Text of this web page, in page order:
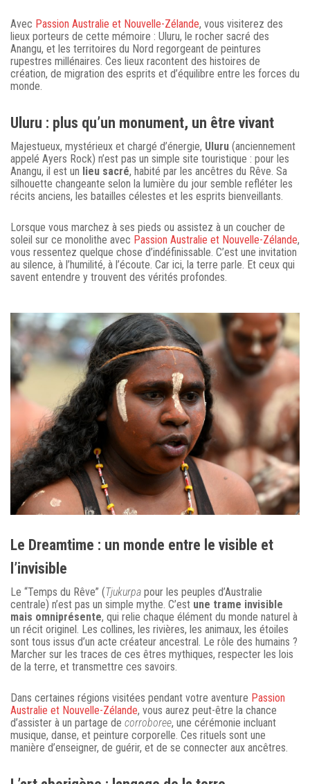
Avec Passion Australie et Nouvelle-Zélande, vous visiterez des
lieux porteurs de cette mémoire : Uluru, le rocher sacré des
Anangu, et les territoires du Nord regorgeant de peintures
rupestres millénaires. Ces lieux racontent des histoires de
création, de migration des esprits et d’équilibre entre les forces du
monde.
Uluru : plus qu’un monument, un être vivant
Majestueux, mystérieux et chargé d’énergie, Uluru (anciennement
appelé Ayers Rock) n’est pas un simple site touristique : pour les
Anangu, il est un lieu sacré, habité par les ancêtres du Rêve. Sa
silhouette changeante selon la lumière du jour semble refléter les
récits anciens, les batailles célestes et les esprits bienveillants.
Lorsque vous marchez à ses pieds ou assistez à un coucher de
soleil sur ce monolithe avec Passion Australie et Nouvelle-Zélande,
vous ressentez quelque chose d’indéfinissable. C’est une invitation
au silence, à l’humilité, à l’écoute. Car ici, la terre parle. Et ceux qui
savent entendre y trouvent des vérités profondes.
Le Dreamtime : un monde entre le visible et
l’invisible
Le “Temps du Rêve” (Tjukurpa pour les peuples d’Australie
centrale) n’est pas un simple mythe. C’est une trame invisible
mais omniprésente, qui relie chaque élément du monde naturel à
un récit originel. Les collines, les rivières, les animaux, les étoiles
sont tous issus d’un acte créateur ancestral. Le rôle des humains ?
Marcher sur les traces de ces êtres mythiques, respecter les lois
de la terre, et transmettre ces savoirs.
Dans certaines régions visitées pendant votre aventure Passion
Australie et Nouvelle-Zélande, vous aurez peut-être la chance
d’assister à un partage de corroboree, une cérémonie incluant
musique, danse, et peinture corporelle. Ces rituels sont une
manière d’enseigner, de guérir, et de se connecter aux ancêtres.